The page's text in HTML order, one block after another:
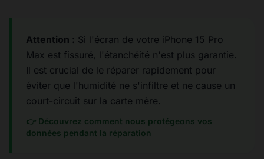
Attention : Si l'écran de votre iPhone 15 Pro
Max est fissuré, l'étanchéité n'est plus garantie.
Il est crucial de le réparer rapidement pour
éviter que l'humidité ne s'infiltre et ne cause un
court-circuit sur la carte mère.
👉 Découvrez comment nous protégeons vos
données pendant la réparation